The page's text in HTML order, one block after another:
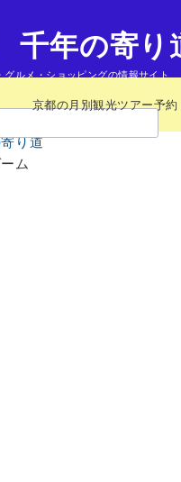
年の寄り
グルメ・ショッピングの情報サイト
京都の月別観光ツアー予約
り道
ム